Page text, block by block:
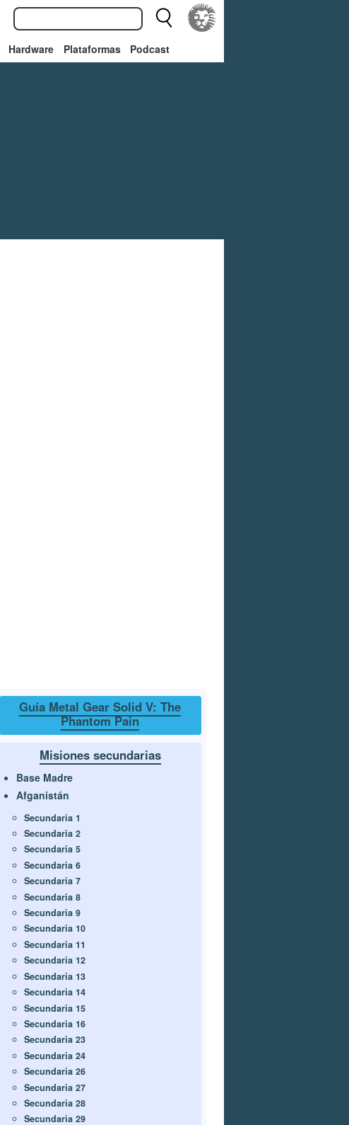
Hardware Plataformas Podcast
Guía Metal Gear Solid V: The
Phantom Pain
Misiones secundarias
Base Madre
Afganistán
Secundaria 1
Secundaria 2
Secundaria 5
Secundaria 6
Secundaria 7
Secundaria 8
Secundaria 9
Secundaria 10
Secundaria 11
Secundaria 12
Secundaria 13
Secundaria 14
Secundaria 15
Secundaria 16
Secundaria 23
Secundaria 24
Secundaria 26
Secundaria 27
Secundaria 28
Secundaria 29